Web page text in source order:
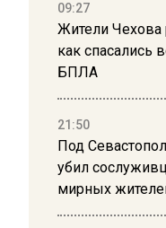
09:27
Жители Чехова
как спасались
БПЛА
21:50
Под
убил
мирных